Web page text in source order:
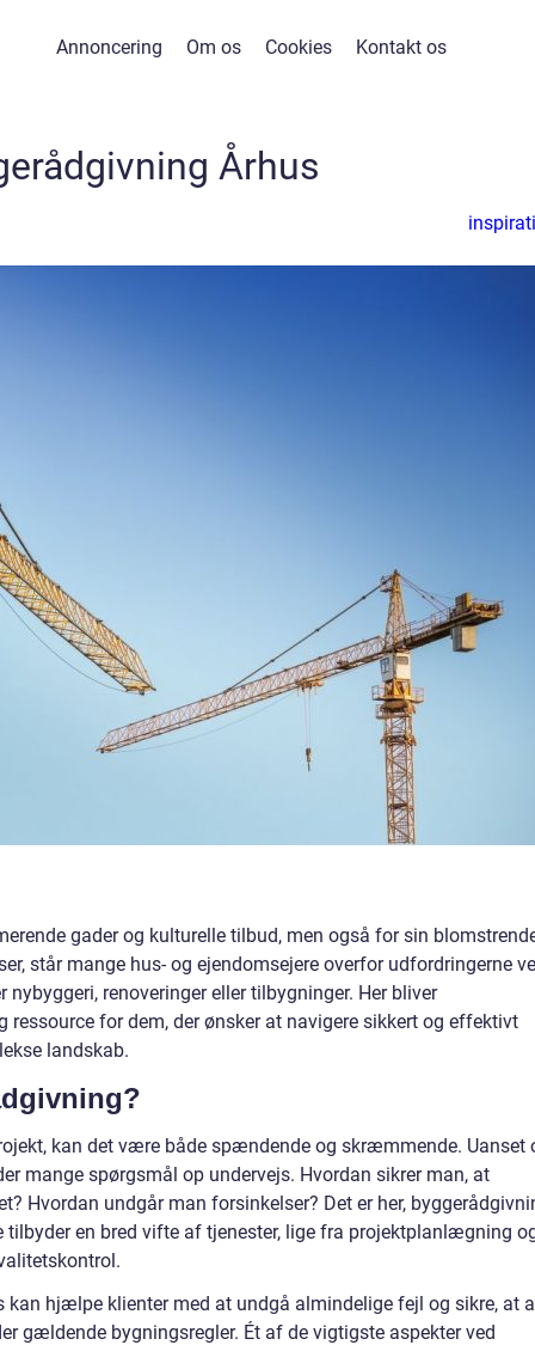
Annoncering Om os Cookies Kontakt os
Århus
gader og kulturelle tilbud, men også for sin
står mange hus- og ejendomsejere overfor udfordringerne
renoveringer eller tilbygninger. Her bliver
for dem, der ønsker at navigere sikkert og effektivt
landskab.
kan det være både spændende og skræmmende. Uanset
mange spørgsmål op undervejs. Hvordan sikrer man, at
Hvordan undgår man forsinkelser? Det er her,
tilbyder en bred vifte af tjenester, lige fra projektplanlægning
kan hjælpe klienter med at undgå almindelige fejl og sikre, at
gældende bygningsregler. Ét af de vigtigste aspekter ved